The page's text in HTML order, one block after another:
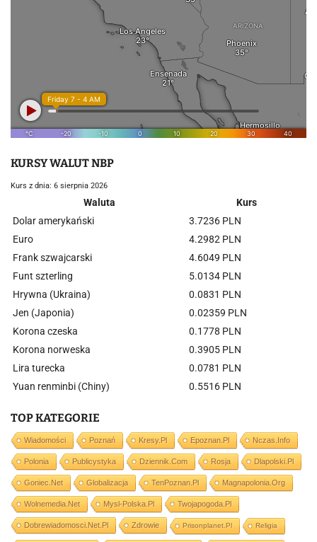
KURSY WALUT NBP
Kurs z dnia: 6 sierpnia 2026
Waluta
Kurs
Dolar amerykański
3.7236 PLN
Euro
4.2982 PLN
Frank szwajcarski
4.6049 PLN
Funt szterling
5.0134 PLN
Hrywna (Ukraina)
0.0831 PLN
Jen (Japonia)
0.02359 PLN
Korona czeska
0.1778 PLN
Korona norweska
0.3905 PLN
Lira turecka
0.0781 PLN
Yuan renminbi (Chiny)
0.5516 PLN
TOP KATEGORIE
Wiadomości Poznań Kresy.pl Epoznan.pl Nczas.info
Polonia Publicystyka Dziennik.com Rosja Dlapolski.pl
Goniec.net Globalizacja TenPoznan.pl Magnapolonia.org
Wolnemedia.net Mysl-Polska.pl Twojapogoda.pl
Dobrewiadomosci.net.pl Zdrowie Prisonplanet.pl Religia